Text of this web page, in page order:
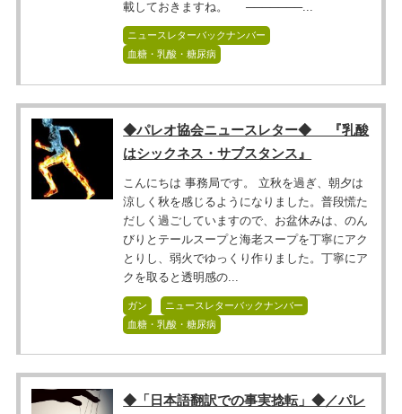
載しておきますね。 ───────...
ニュースレターバックナンバー
血糖・乳酸・糖尿病
◆パレオ協会ニュースレター◆ 『乳酸
はシックネス・サブスタンス』
こんにちは 事務局です。 立秋を過ぎ、朝夕は
涼しく秋を感じるようになりました。普段慌た
だしく過ごしていますので、お盆休みは、のん
びりとテールスープと海老スープを丁寧にアク
とりし、弱火でゆっくり作りました。丁寧にア
クを取ると透明感の...
ガン
ニュースレターバックナンバー
血糖・乳酸・糖尿病
◆「日本語翻訳での事実捻転」◆／パレ